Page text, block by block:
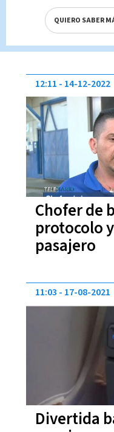
Chofer de
protocolo
pasajero
12:11 14-12-2022
Divertida
11:03 17-08-2021
QUIERO SABER